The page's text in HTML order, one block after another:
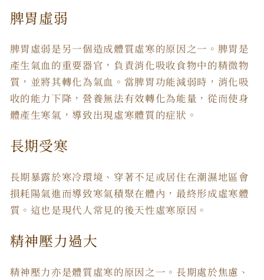
脾胃虛弱
脾胃虛弱是另一個造成體質虛寒的原因之一。脾胃是
產生氣血的重要器官，負責消化吸收食物中的精微物
質，並將其轉化為氣血。當脾胃功能減弱時，消化吸
收的能力下降，營養無法有效轉化為能量，從而使身
體產生寒氣，導致出現虛寒體質的症狀 。
長期受寒
長期暴露於寒冷環境、穿著不足或居住在潮濕地區會
損耗陽氣進而導致寒氣積聚在體內，最終形成虛寒體
質。這也是現代人常見的後天性虛寒原因。
精神壓力過大
精神壓力亦是體質虛寒的原因之一。長期處於焦慮、